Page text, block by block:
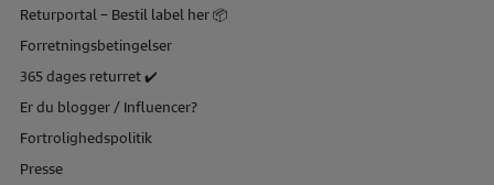
Returportal – Bestil label her 📦
Forretningsbetingelser
365 dages returret ✔️
Er du blogger / Influencer?
Fortrolighedspolitik
Presse